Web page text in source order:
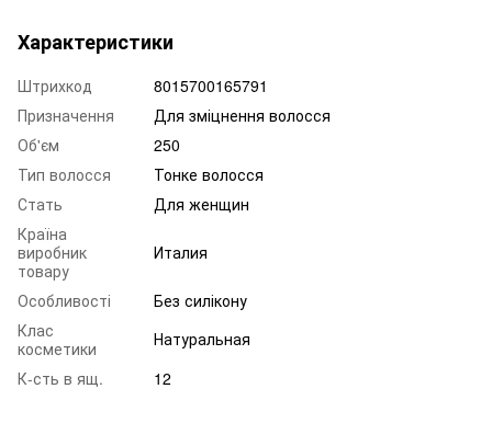
Характеристики
Штрихкод
8015700165791
Призначення
Для зміцнення волосся
Об'єм
250
Тип волосся
Тонке волосся
Стать
Для женщин
Країна
виробник
товару
Италия
Особливості
Без силікону
Клас
косметики
Натуральная
К-сть в ящ.
12